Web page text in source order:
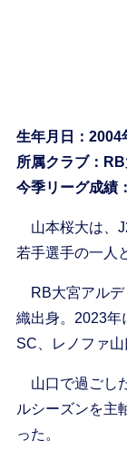
生年月日：2004
所属クラブ：
今季リーグ成績
山本桜大は、
若手選手の一人
RB大宮アルデ
織出身。2023年
SC、レノファ山
山口で過ごし
ルシーズンを主
った。